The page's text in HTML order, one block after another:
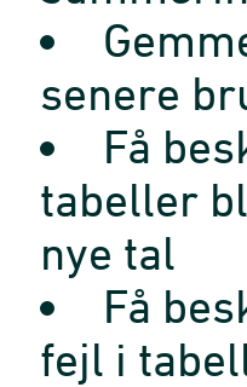
senere
Få
tabeller
nye tal
Få
fejl i